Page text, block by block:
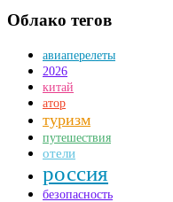
Облако тегов
авиаперелеты
2026
китай
атор
туризм
путешествия
отели
россия
безопасность